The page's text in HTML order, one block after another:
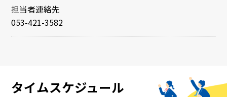
担当者連絡先
053-421-3582
タイムスケジュール